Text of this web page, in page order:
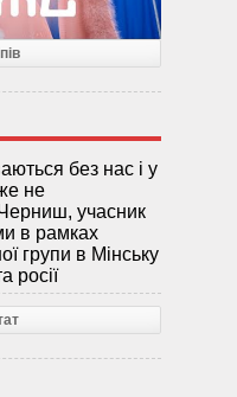
без нас і у
не
учасник
в рамках
групи в Мінську
росії